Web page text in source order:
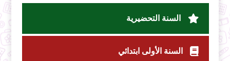
السنة التحضيرية
السنة الأولى ابتدائي